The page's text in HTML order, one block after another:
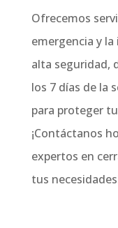
Ofrecemos
emergencia y
alta seguridad,
los 7 días de la
para proteger
¡Contáctanos
expertos en
tus